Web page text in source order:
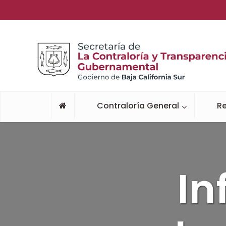
Contraloría General